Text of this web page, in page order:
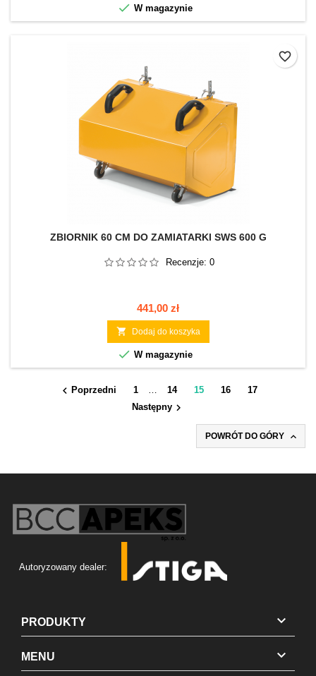
 W magazynie
ZBIORNIK 60 CM DO ZAMIATARKI SWS 600 G
Recenzje: 0
Cena
441,00 zł
 Dodaj do koszyka
 W magazynie
favorite_border
 Poprzedni 1 … 14 15 16
17
Następny
POWRÓT DO GÓRY 
Autoryzowany dealer:
PRODUKTY 
MENU 